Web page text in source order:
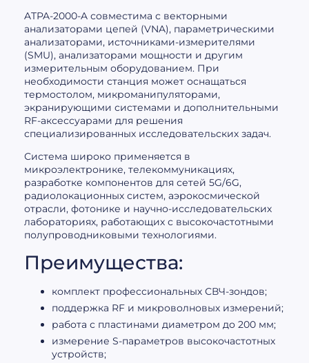
ATPA-2000-A совместима с векторными
анализаторами цепей (VNA), параметрическими
анализаторами, источниками-измерителями
(SMU), анализаторами мощности и другим
измерительным оборудованием. При
необходимости станция может оснащаться
термостолом, микроманипуляторами,
экранирующими системами и дополнительными
RF-аксессуарами для решения
специализированных исследовательских задач.
Система широко применяется в
микроэлектронике, телекоммуникациях,
разработке компонентов для сетей 5G/6G,
радиолокационных систем, аэрокосмической
отрасли, фотонике и научно-исследовательских
лабораториях, работающих с высокочастотными
полупроводниковыми технологиями.
Преимущества:
комплект профессиональных СВЧ-зондов;
поддержка RF и микроволновых измерений;
работа с пластинами диаметром до 200 мм;
измерение S-параметров высокочастотных
устройств;